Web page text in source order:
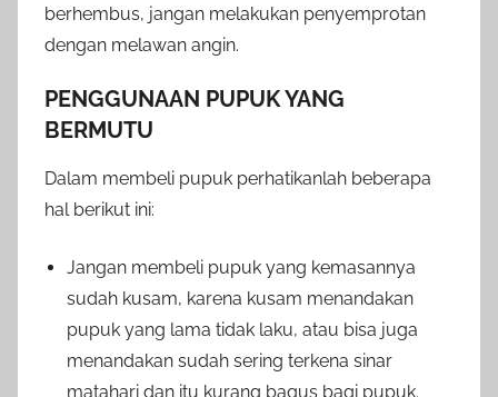
berhembus, jangan melakukan penyemprotan
dengan melawan angin.
PENGGUNAAN PUPUK YANG
BERMUTU
Dalam membeli pupuk perhatikanlah beberapa
hal berikut ini:
Jangan membeli pupuk yang kemasannya
sudah kusam, karena kusam menandakan
pupuk yang lama tidak laku, atau bisa juga
menandakan sudah sering terkena sinar
matahari dan itu kurang bagus bagi pupuk.